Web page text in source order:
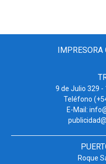
9 de Julio 329 -
Teléfono
E-Mail:
Roque